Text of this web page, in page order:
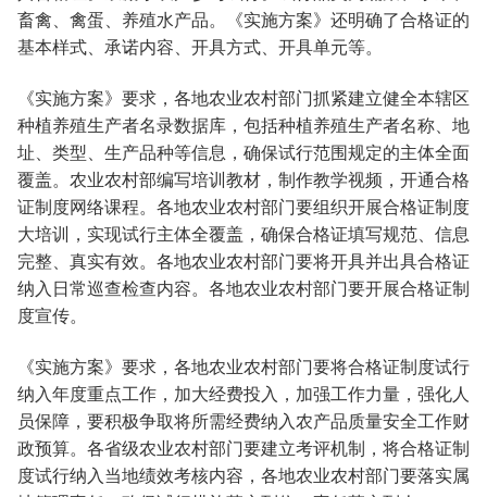
畜禽、禽蛋、养殖水产品。《实施方案》还明确了合格证的
基本样式、承诺内容、开具方式、开具单元等。
《实施方案》要求，各地农业农村部门抓紧建立健全本辖区
种植养殖生产者名录数据库，包括种植养殖生产者名称、地
址、类型、生产品种等信息，确保试行范围规定的主体全面
覆盖。农业农村部编写培训教材，制作教学视频，开通合格
证制度网络课程。各地农业农村部门要组织开展合格证制度
大培训，实现试行主体全覆盖，确保合格证填写规范、信息
完整、真实有效。各地农业农村部门要将开具并出具合格证
纳入日常巡查检查内容。各地农业农村部门要开展合格证制
度宣传。
《实施方案》要求，各地农业农村部门要将合格证制度试行
纳入年度重点工作，加大经费投入，加强工作力量，强化人
员保障，要积极争取将所需经费纳入农产品质量安全工作财
政预算。各省级农业农村部门要建立考评机制，将合格证制
度试行纳入当地绩效考核内容，各地农业农村部门要落实属